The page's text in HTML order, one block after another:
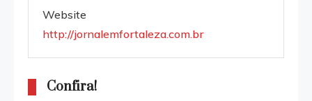
Website
http://jornalemfortaleza.com.br
Confira!